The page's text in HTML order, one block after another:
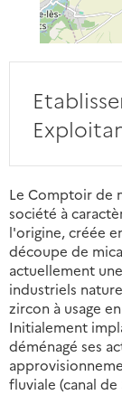
Le Comptoir de
société à
l'origine, créée
découpe de
actuellement
industriels
zircon à usage
Initialement
déménagé ses
fluviale (canal